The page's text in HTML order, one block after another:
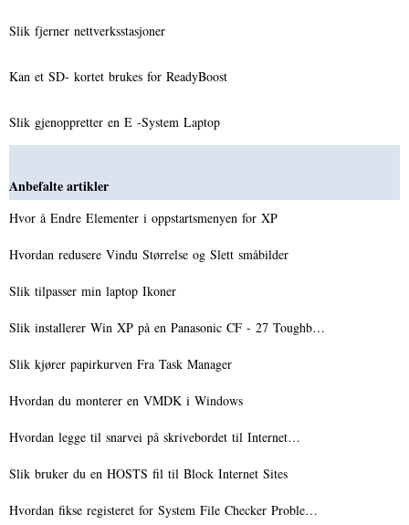
Slik fjerner nettverksstasjoner
Kan et SD- kortet brukes for ReadyBoost
Slik gjenoppretter en E -System Laptop
Anbefalte artikler
Hvor å Endre Elementer i oppstartsmenyen for XP
Hvordan redusere Vindu Størrelse og Slett småbilder
Slik tilpasser min laptop Ikoner
Slik installerer Win XP på en Panasonic CF - 27 Toughb…
Slik kjører papirkurven Fra Task Manager
Hvordan du monterer en VMDK i Windows
Hvordan legge til snarvei på skrivebordet til Internet…
Slik bruker du en HOSTS fil til Block Internet Sites
Hvordan fikse registeret for System File Checker Proble…